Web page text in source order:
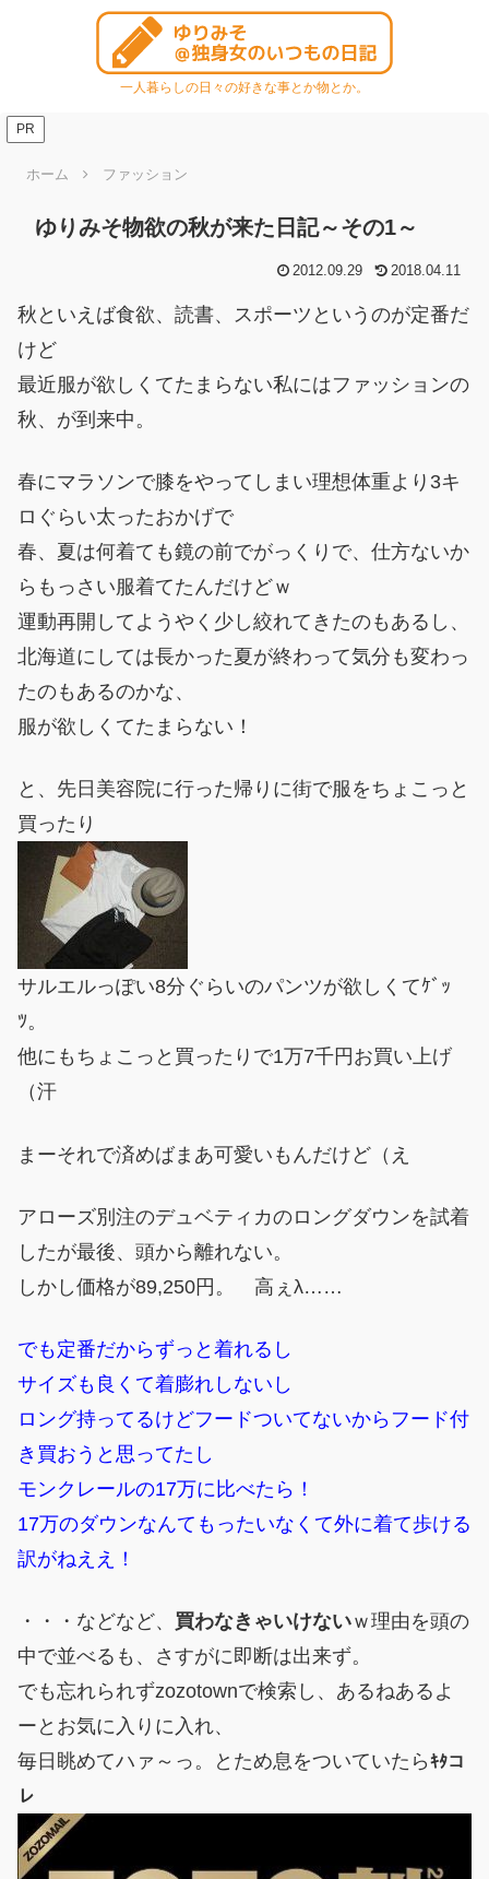
一人暮らしの日々の好きな事とか物とか。
PR
ホーム ファッション
ゆりみそ物欲の秋が来た日記～その1～
2012.09.29 2018.04.11
秋といえば食欲、読書、スポーツというのが定番だ
けど
最近服が欲しくてたまらない私にはファッションの
秋、が到来中。
春にマラソンで膝をやってしまい理想体重より3キ
ロぐらい太ったおかげで
春、夏は何着ても鏡の前でがっくりで、仕方ないか
らもっさい服着てたんだけどｗ
運動再開してようやく少し絞れてきたのもあるし、
北海道にしては長かった夏が終わって気分も変わっ
たのもあるのかな、
服が欲しくてたまらない！
と、先日美容院に行った帰りに街で服をちょこっと
買ったり
サルエルっぽい8分ぐらいのパンツが欲しくてｹﾞｯ
ﾂ。
他にもちょこっと買ったりで1万7千円お買い上げ
（汗
まーそれで済めばまあ可愛いもんだけど（え
アローズ別注のデュベティカのロングダウンを試着
したが最後、頭から離れない。
しかし価格が89,250円。 高ぇλ……
でも定番だからずっと着れるし
サイズも良くて着膨れしないし
ロング持ってるけどフードついてないからフード付
き買おうと思ってたし
モンクレールの17万に比べたら！
17万のダウンなんてもったいなくて外に着て歩ける
訳がねええ！
・・・などなど、 買わなきゃいけないｗ理由を頭の
中で並べるも、さすがに即断は出来ず。
でも忘れられずzozotownで検索し、あるねあるよ
ーとお気に入りに入れ、
毎日眺めてハァ～っ。とため息をついていたらｷﾀコ
レ